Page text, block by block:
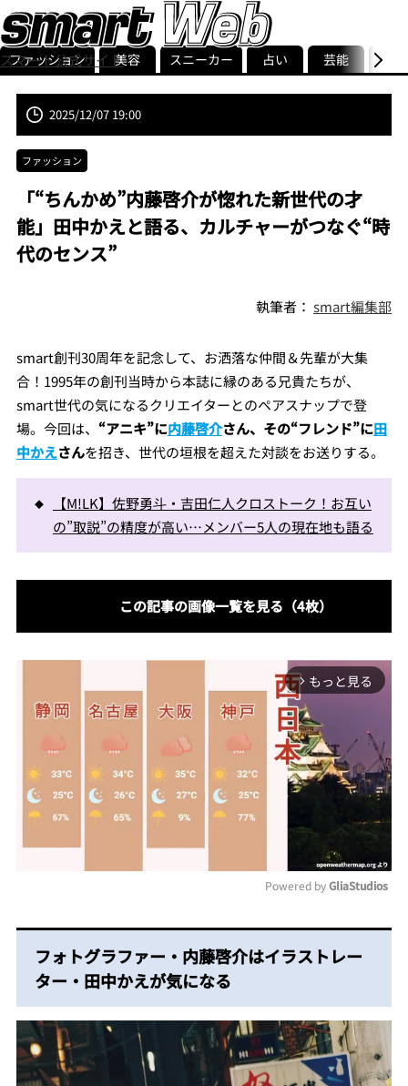
スマート公式サイト
smart最新号
記事一覧ランキング
ストリ
ファッション 美容 スニーカー 占い 芸能 グル
2025/12/07 19:00
ファッション
「“ちんかめ”内藤啓介が惚れた新世代の才
能」田中かえと語る、カルチャーがつなぐ“時
代のセンス”
執筆者：smart編集部
smart創刊30周年を記念して、お洒落な仲間＆先輩が大集
合！1995年の創刊当時から本誌に縁のある兄貴たちが、
smart世代の気になるクリエイターとのペアスナップで登
場。今回は、 “アニキ”に内藤啓介さん、その“フレンド”に田
中かえさんを招き、世代の垣根を超えた対談をお送りする。
【M!LK】佐野勇斗・吉田仁人クロストーク！お互い
の”取説”の精度が高い…メンバー5人の現在地も語る
この記事の画像一覧を見る（4枚）
arrow_forward_ios もっと見る
Powered by GliaStudios
フォトグラファー・内藤啓介はイラストレー
ター・田中かえが気になる